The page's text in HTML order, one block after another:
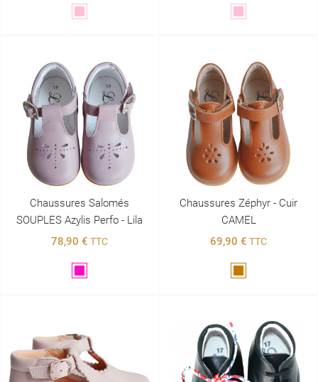
Chaussures Salomés
SOUPLES Azylis Perfo - Lila
78,90 € TTC
Chaussures Zéphyr - Cuir
CAMEL
69,90 € TTC